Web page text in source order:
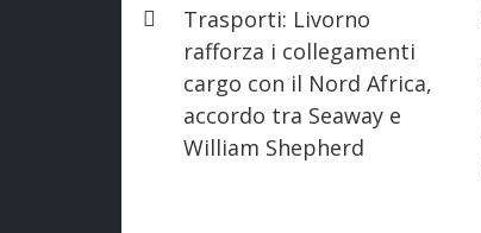
Trasporti: Livorno
rafforza i collegamenti
cargo con il Nord Africa,
accordo tra Seaway e
William Shepherd